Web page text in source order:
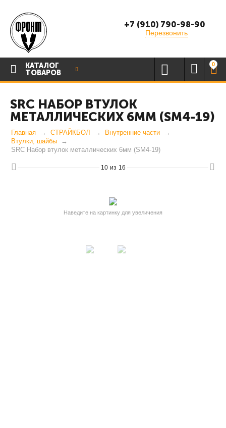
+7 (910) 790-98-90
Перезвонить
0
КАТАЛОГ
ТОВАРОВ
SRC НАБОР ВТУЛОК
МЕТАЛЛИЧЕСКИХ 6ММ (SM4-19)
Главная СТРАЙКБОЛ
Внутренние части
Втулки, шайбы
SRC Набор втулок металлических 6мм (SM4-19)
10 из 16
Наведите на картинку для увеличения